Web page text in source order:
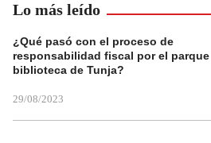
Lo más leído
¿Qué pasó con el proceso de
responsabilidad fiscal por el parque
biblioteca de Tunja?
29/08/2023